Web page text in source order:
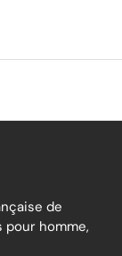
de
homme,